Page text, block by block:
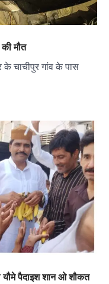
मौत
के चाचीपुर गांव के पास
यौमे पैदाइश शान ओ शौकत